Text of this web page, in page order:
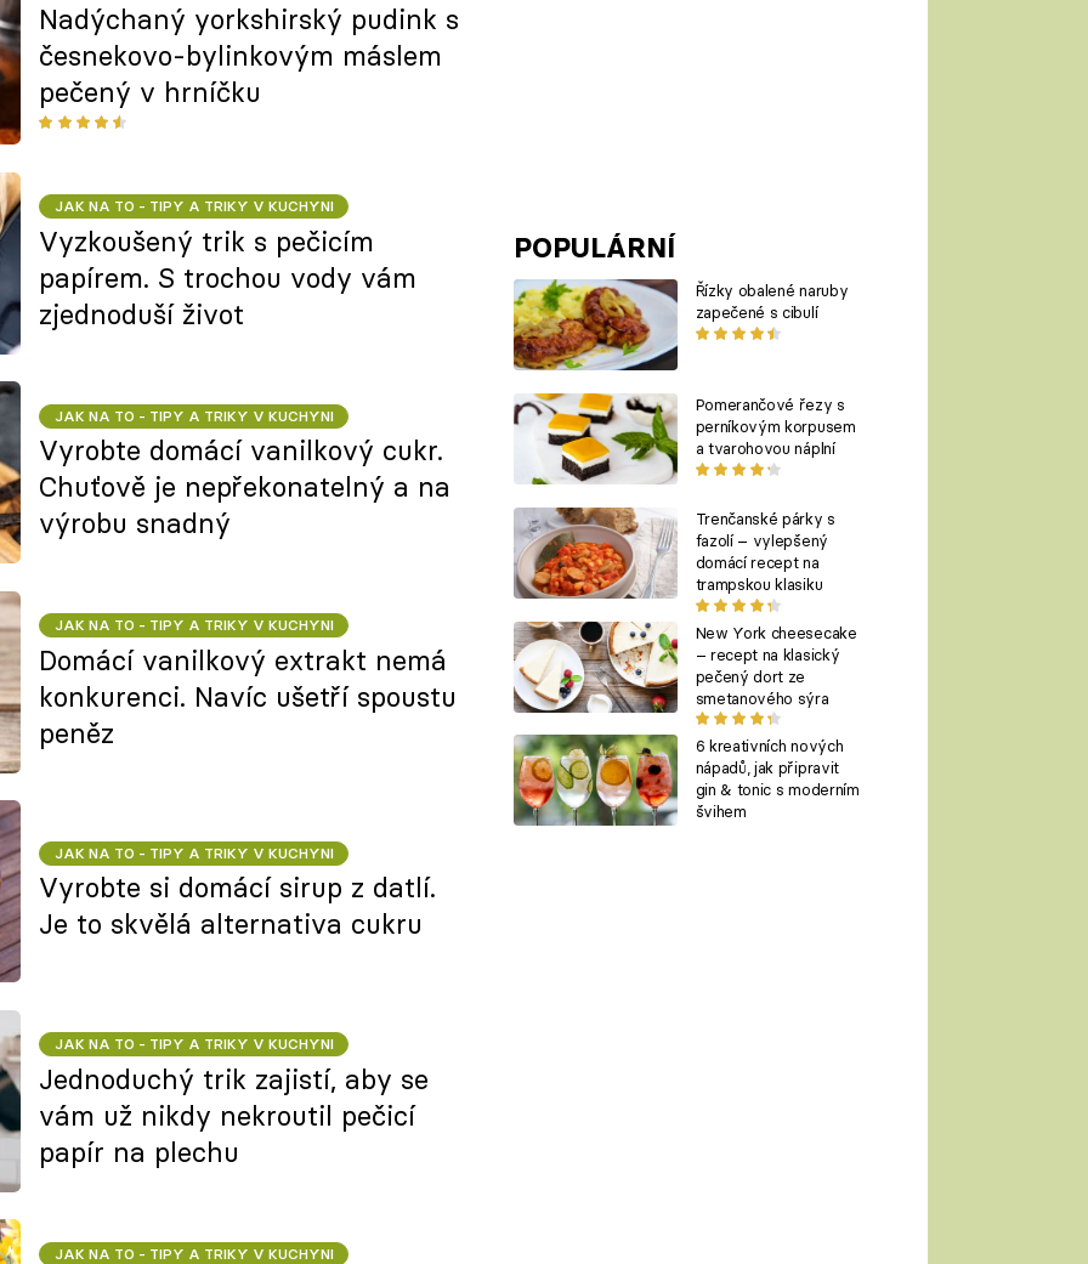
POPULÁRNÍ
Řízky obalené naruby
zapečené s cibulí
Pomerančové řezy s
perníkovým korpusem
a tvarohovou náplní
Trenčanské párky s
fazolí – vylepšený
domácí recept na
trampskou klasiku
New York cheesecake
– recept na klasický
pečený dort ze
smetanového sýra
6 kreativních nových
nápadů, jak připravit
gin & tonic s moderním
švihem
Nadýchaný yorkshirský pudink s
česnekovo-bylinkovým máslem
pečený v hrníčku
JAK NA TO - TIPY A TRIKY V KUCHYNI
Vyzkoušený trik s pečicím
papírem. S trochou vody vám
zjednoduší život
JAK NA TO - TIPY A TRIKY V KUCHYNI
Vyrobte domácí vanilkový cukr.
Chuťově je nepřekonatelný a na
výrobu snadný
JAK NA TO - TIPY A TRIKY V KUCHYNI
Domácí vanilkový extrakt nemá
konkurenci. Navíc ušetří spoustu
peněz
JAK NA TO - TIPY A TRIKY V KUCHYNI
Vyrobte si domácí sirup z datlí.
Je to skvělá alternativa cukru
JAK NA TO - TIPY A TRIKY V KUCHYNI
Jednoduchý trik zajistí, aby se
vám už nikdy nekroutil pečicí
papír na plechu
JAK NA TO - TIPY A TRIKY V KUCHYNI